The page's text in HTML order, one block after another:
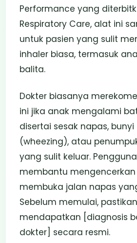
Performance yang
Respiratory Care, alat ini
untuk pasien yang sulit
inhaler biasa, termasuk
balita.
Dokter biasanya
ini jika anak mengalami
disertai sesak napas,
(wheezing), atau
yang sulit keluar.
membantu
membuka jalan napas
Sebelum memulai,
mendapatkan [diagnosis
dokter] secara resmi.